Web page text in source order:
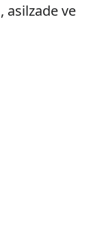
asilzade ve